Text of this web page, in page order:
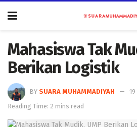
Mahasiswa Tak
Berikan Logistik
BY SUARA MUHAMMADIYAH
Reading Time: 2 mins read